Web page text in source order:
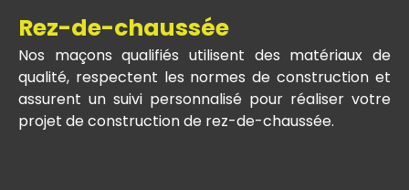
Rez-de-chaussée
Nos maçons qualifiés utilisent des matériaux de
qualité, respectent les normes de construction et
assurent un suivi personnalisé pour réaliser votre
projet de construction de rez-de-chaussée.